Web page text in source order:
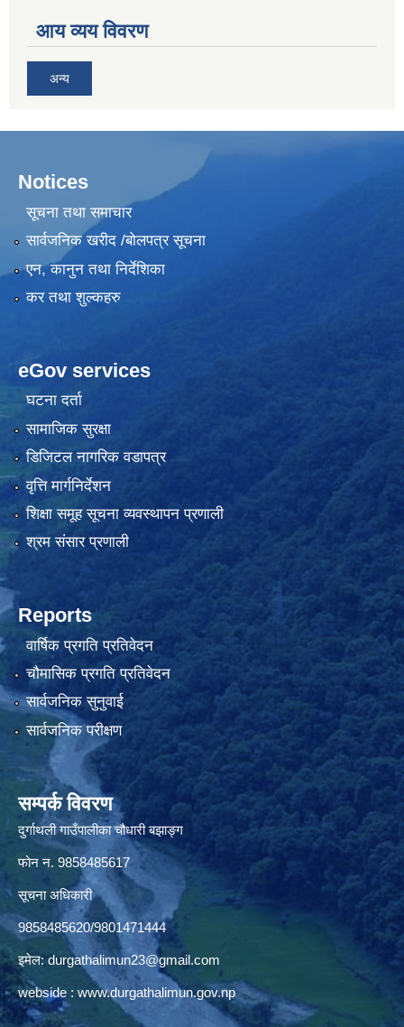
आय व्यय विवरण
अन्य
Notices
सूचना तथा समाचार
सार्वजनिक खरीद /बोलपत्र सूचना
एन, कानुन तथा निर्देशिका
कर तथा शुल्कहरु
eGov services
घटना दर्ता
सामाजिक सुरक्षा
डिजिटल नागरिक वडापत्र
वृत्ति मार्गनिर्देशन
शिक्षा समूह सूचना व्यवस्थापन प्रणाली
श्रम संसार प्रणाली
Reports
वार्षिक प्रगति प्रतिवेदन
चौमासिक प्रगति प्रतिवेदन
सार्वजनिक सुनुवाई
सार्वजनिक परीक्षण
सम्पर्क विवरण
दुर्गाथली गाउँपालीका चौधारी बझाङ्ग
फोन न.‌ 9858485617
सूचना अधिकारी
9858485620/9801471444
इमेल: durgathalimun23@gmail.com
webside : www.durgathalimun.gov.np